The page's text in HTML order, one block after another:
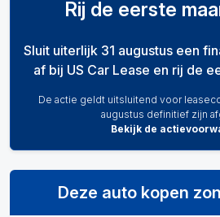
Rij de eerste
Sluit uiterlijk 31 augustus een
af bij US Car Lease en rij de
De actie geldt uitsluitend voor
augustus definitief zijn
Bekijk de
Deze auto kopen